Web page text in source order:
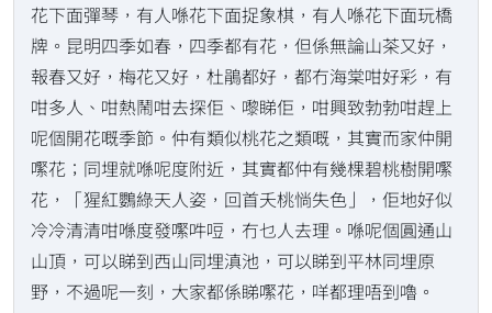
花下面彈琴，有人喺花下面捉象棋，有人喺花下面玩橋
牌。昆明四季如春，四季都有花，但係無論山茶又好，
報春又好，梅花又好，杜鵑都好，都冇海棠咁好彩，有
咁多人、咁熱鬧咁去探佢、嚟睇佢，咁興致勃勃咁趕上
呢個開花嘅季節。仲有類似桃花之類嘅，其實而家仲開
𡁵花；同埋就喺呢度附近，其實都仲有幾棵碧桃樹開𡁵
花，「猩紅鸚綠天人姿，回首夭桃惝失色」，佢地好似
冷冷清清咁喺度發𡁵吽哣，冇乜人去理。喺呢個圓通山
山頂，可以睇到西山同埋滇池，可以睇到平林同埋原
野，不過呢一刻，大家都係睇𡁵花，咩都理唔到嚕。